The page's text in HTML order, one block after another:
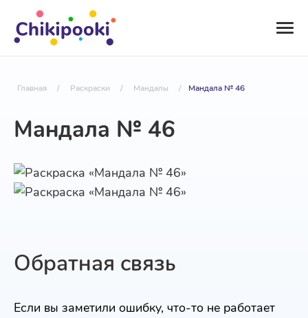
Главная / Раскраски / Мандалы / Мандала № 46
Мандала № 46
Обратная связь
Если вы заметили ошибку, что-то не работает